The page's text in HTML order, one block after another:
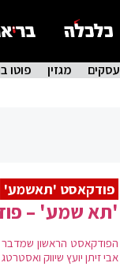
עסקים מגזין פוטו
פודקאסט 'תאשמע'
'תא שמע' –
הפודקאסט הראשון שמדבר
אבי זיתן יועץ שיווק